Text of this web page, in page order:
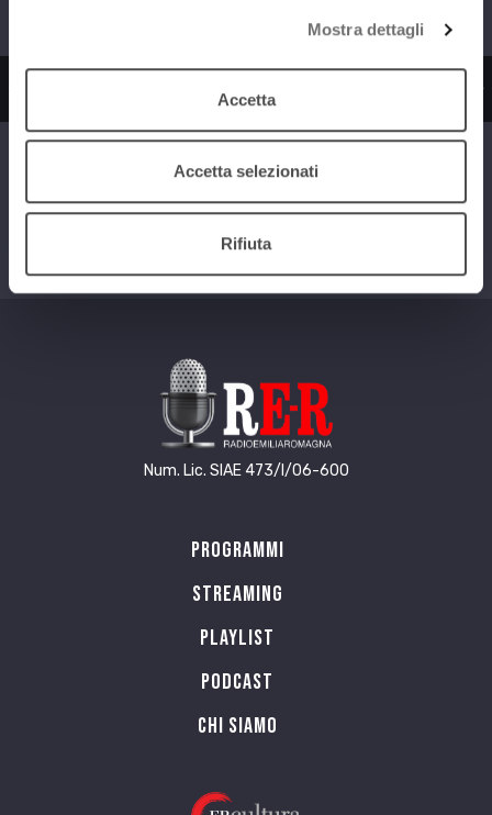
Mostra dettagli
Accetta
Accetta selezionati
Rifiuta
Ascolta il servizio
nostra vita
Ascolta il
Vite da Collezione
Num. Lic. SIAE 473/I/06-600
Programmi
Streaming
Playlist
PODCAST
Chi siamo